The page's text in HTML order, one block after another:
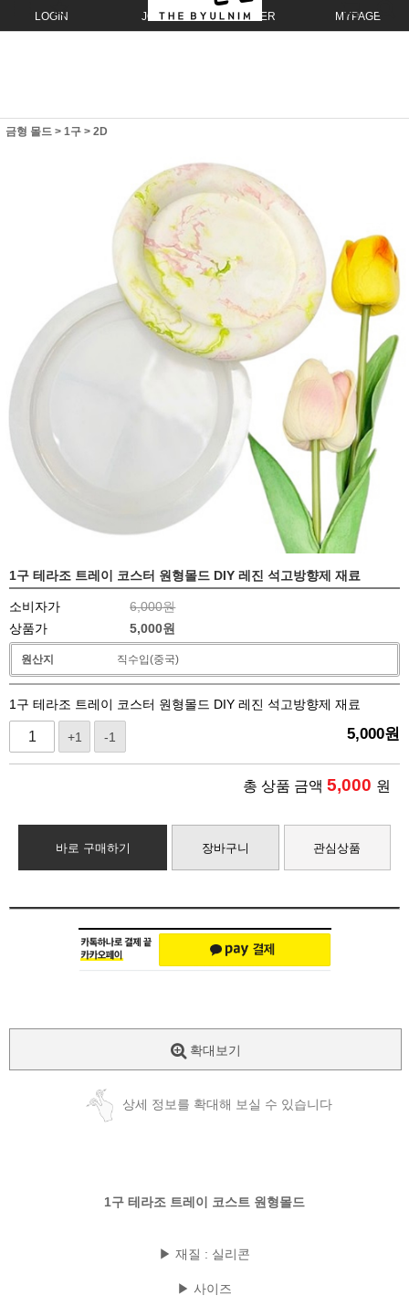
LOGIN JOIN ORDER MYPAGE
금형 몰드 > 1구 > 2D
1구 테라조 트레이 코스터 원형몰드 DIY 레진 석고방향제 재료
소비자가
6,000원
상품가
5,000원
원산지 직수입(중국)
1구 테라조 트레이 코스터 원형몰드 DIY 레진 석고방향제 재료
+1 -1 5,000원
총 상품 금액 5,000 원
바로 구매하기 장바구니 관심상품
확대보기
상세 정보를 확대해 보실 수 있습니다
1구 테라조 트레이 코스트 원형몰드
▶ 재질 : 실리콘
▶ 사이즈